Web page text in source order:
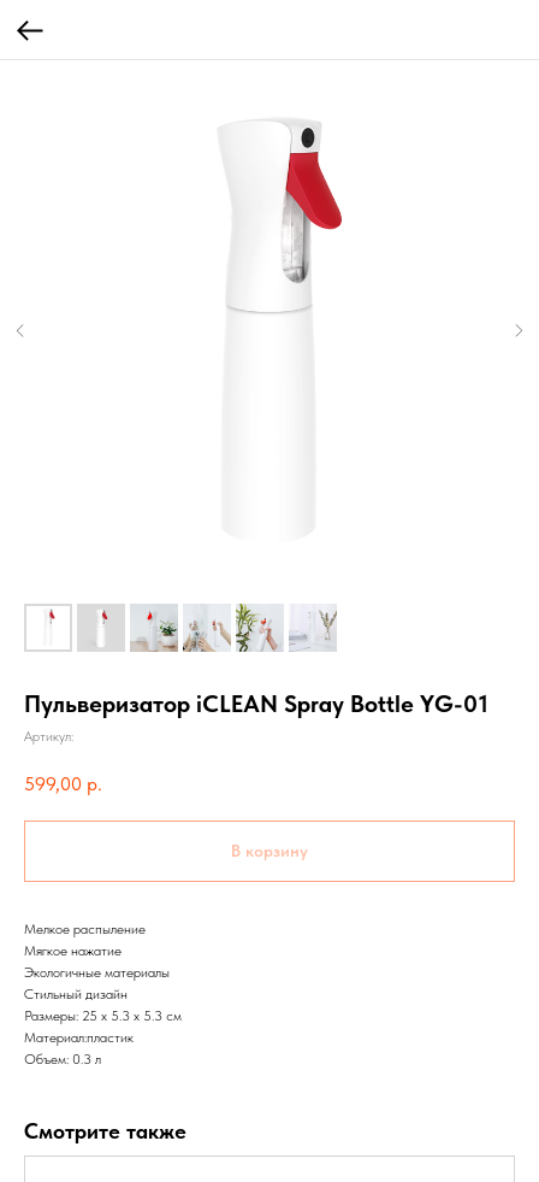
Пульверизатор iCLEAN Spray Bottle YG-01
Артикул:
599,00 р.
В корзину
Мелкое распыление
Мягкое нажатие
Экологичные материалы
Стильный дизайн
Размеры: 25 x 5.3 x 5.3 см
Материал:пластик
Объем: 0.3 л
Смотрите также